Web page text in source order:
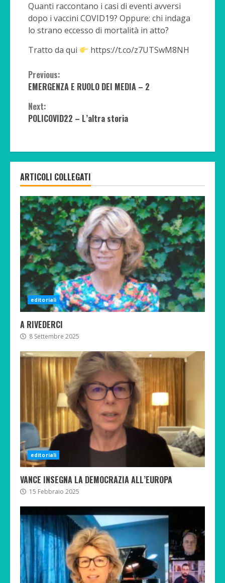
Quanti raccontano i casi di eventi avversi
dopo i vaccini COVID19? Oppure: chi indaga
lo strano eccesso di mortalità in atto?
Tratto da qui
https://t.co/z7UTSwM8NH
Continue
Reading
Previous:
EMERGENZA E RUOLO DEI MEDIA – 2
Next:
POLICOVID22 – L’altra storia
ARTICOLI COLLEGATI
editoriali
A RIVEDERCI
8 Settembre 2025
editoriali
VANCE INSEGNA LA DEMOCRAZIA ALL’EUROPA
15 Febbraio 2025